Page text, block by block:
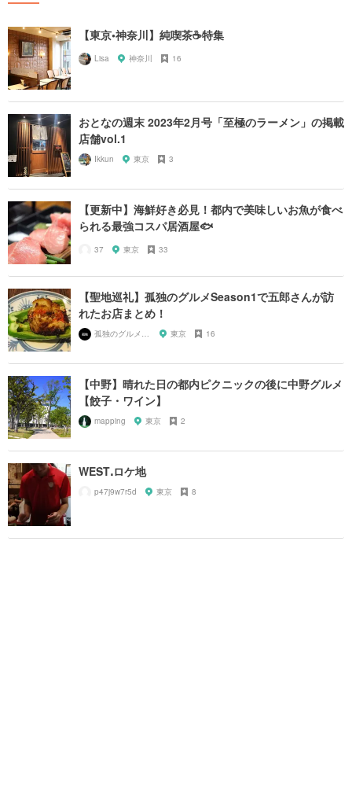
【東京•神奈川】純喫茶☕️特集
Lisa 神奈川 16
おとなの週末 2023年2月号「至極のラーメン」の掲載
店舗vol.1
Ikkun 東京 3
【更新中】海鮮好き必見！都内で美味しいお魚が食べ
られる最強コスパ居酒屋🐟
37 東京 33
【聖地巡礼】孤独のグルメSeason1で五郎さんが訪
れたお店まとめ！
東京 16
【中野】晴れた日の都内ピクニックの後に中野グルメ
【餃子・ワイン】
mapping 東京 2
WESTꓸロケ地
p47j9w7r5d 東京 8